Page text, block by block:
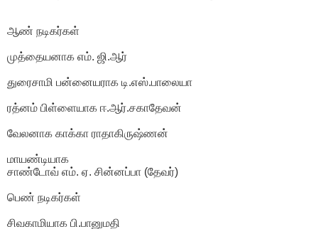
ஆண் நடிகர்கள்
முத்தையனாக எம். ஜி.ஆர்
துரைசாமி பன்னையராக டி.எஸ்.பாலையா
ரத்னம் பிள்ளையாக ஈ.ஆர்.சகாதேவன்
வேலனாக காக்கா ராதாகிருஷ்ணன்
மாயண்டியாக
சாண்டோவ் எம். ஏ. சின்னப்பா (தேவர்)
பெண் நடிகர்கள்
சிவகாமியாக பி.பானுமதி